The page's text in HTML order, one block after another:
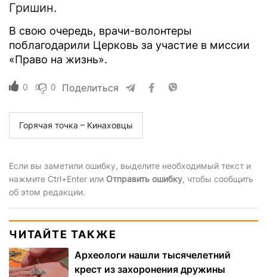
Гришин.
В свою очередь, врачи-волонтеры
поблагодарили Церковь за участие в миссии
«Право на жизнь».
0 0 Поделиться
Горячая точка – Кинаховцы
Если вы заметили ошибку, выделите необходимый текст и
нажмите Ctrl+Enter или Отправить ошибку, чтобы сообщить
об этом редакции.
ЧИТАЙТЕ ТАКЖЕ
Археологи нашли тысячелетний
крест из захоронения дружины